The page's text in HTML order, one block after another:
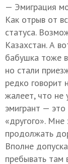
— Эмиграция
Как отрыв от
статуса.
Казахстан. А
бабушка тоже
но стали
редко говорит
жалеет, что не
эмигрант —
«другого».
продолжать
Вполне
пребывать там